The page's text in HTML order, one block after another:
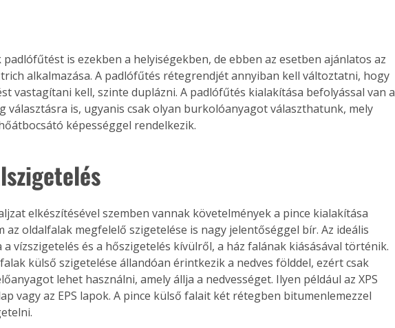
is ezekben a helyiségekben, de ebben az esetben ajánlatos az
alkalmazása. A padlófűtés rétegrendjét annyiban kell változtatni, hogy
vastagítani kell, szinte duplázni. A padlófűtés kialakítása befolyással van a
választásra is, ugyanis csak olyan burkolóanyagot választhatunk, mely
képességgel rendelkezik.
elkészítésével szemben vannak követelmények a pince kialakítása
az oldalfalak megfelelő szigetelése is nagy jelentőséggel bír. Az ideális
a vízszigetelés és a hőszigetelés kívülről, a ház falának kiásásával történik.
külső szigetelése állandóan érintkezik a nedves földdel, ezért csak
lehet használni, amely állja a nedvességet. Ilyen például az XPS
vagy az EPS lapok. A pince külső falait két rétegben bitumenlemezzel